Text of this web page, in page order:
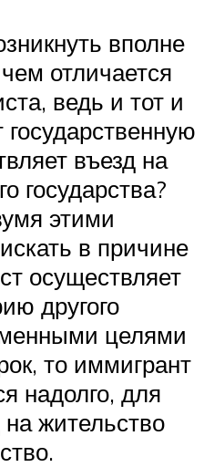
вполне
отличается
ведь и тот и
государственную
въезд на
государства?
этими
в причине
осуществляет
другого
целями
то иммигрант
надолго, для
на жительство